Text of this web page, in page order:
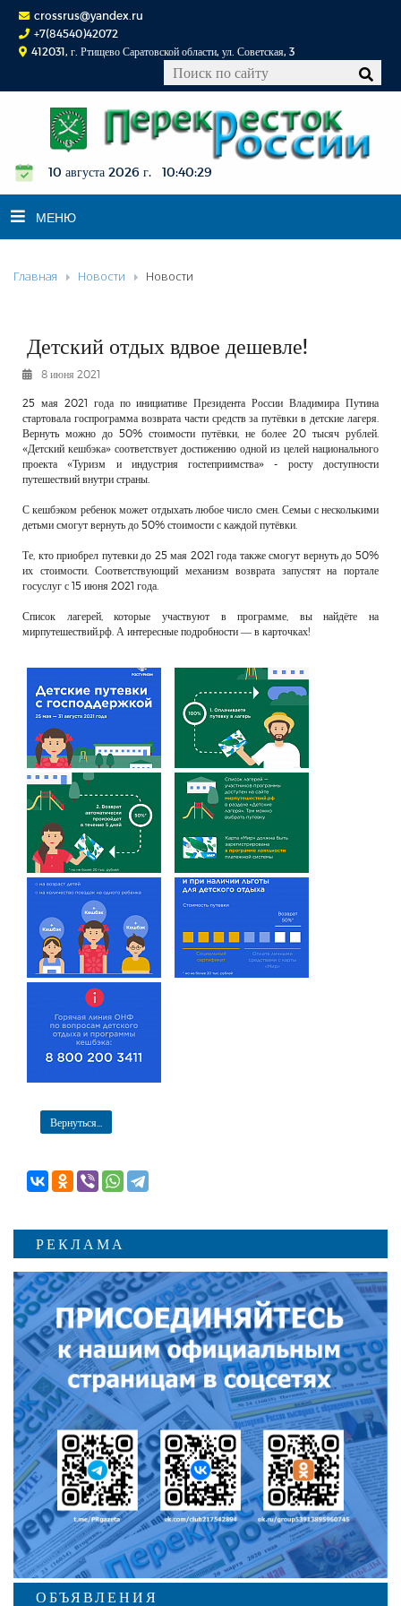
crossrus@yandex.ru
+7(84540)42072
412031, г. Ртищево Саратовской области, ул. Советская, 3
10 августа 2026 г. 10:40:30
МЕНЮ
НОВОСТИ
К СВЕДЕНИЮ
КОНКУРСЫ
РЕКЛАМОДАТЕЛЯМ
ОБЪЯВЛЕНИЯ
КОНТАКТЫ
Главная Новости Новости
Детский отдых вдвое дешевле!
8 июня 2021
25 мая 2021 года по инициативе Президента России Владимира Путина
стартовала госпрограмма возврата части средств за путёвки в детские лагеря.
Вернуть можно до 50% стоимости путёвки, не более 20 тысяч рублей.
«Детский кешбэка» соответствует достижению одной из целей национального
проекта «Туризм и индустрия гостеприимства» - росту доступности
путешествий внутри страны.
С кешбэком ребенок может отдыхать любое число смен. Семьи с несколькими
детьми смогут вернуть до 50% стоимости с каждой путёвки.
Те, кто приобрел путевки до 25 мая 2021 года также смогут вернуть до 50%
их стоимости. Соответствующий механизм возврата запустят на портале
госуслуг с 15 июня 2021 года.
Список лагерей, которые участвуют в программе, вы найдёте на
мирпутешествий.рф. А интересные подробности — в карточках!
Вернуться...
РЕКЛАМА
ОБЪЯВЛЕНИЯ